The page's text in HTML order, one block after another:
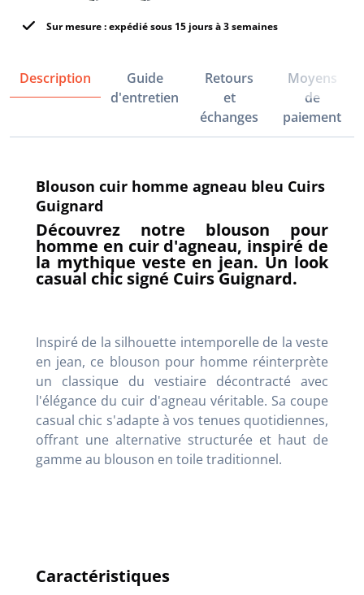
Sur mesure : expédié sous 15 jours à 3 semaines
Description
Guide
d'entretien
Retours
et
échanges
Moyens
de
paiement
Blouson cuir homme agneau bleu Cuirs
Guignard
Découvrez notre blouson pour
homme en cuir d'agneau, inspiré de
la mythique veste en jean. Un look
casual chic signé Cuirs Guignard.
Inspiré de la silhouette intemporelle de la veste
en jean, ce blouson pour homme réinterprète
un classique du vestiaire décontracté avec
l'élégance du cuir d'agneau véritable. Sa coupe
casual chic s'adapte à vos tenues quotidiennes,
offrant une alternative structurée et haut de
gamme au blouson en toile traditionnel.
Caractéristiques